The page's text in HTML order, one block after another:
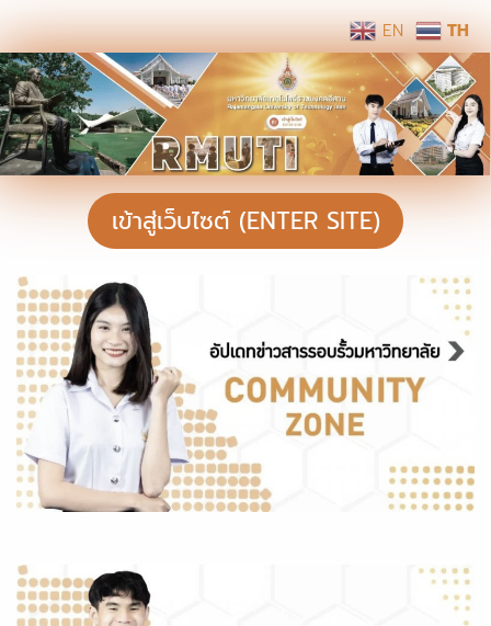
เข้าสู่เว็บไซต์ (ENTER SITE)
EN TH